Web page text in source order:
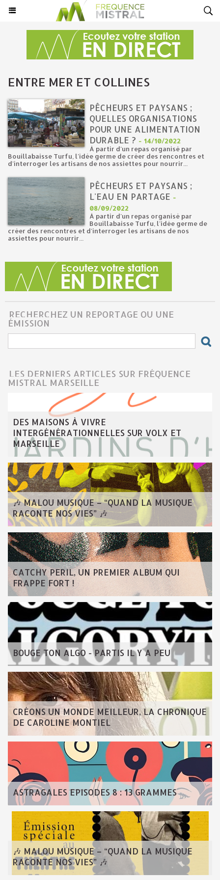
ENTRE MER ET COLLINES
PÊCHEURS ET PAYSANS ;
QUELLES ORGANISATIONS
POUR UNE ALIMENTATION
DURABLE ? - 14/10/2022
À partir d'un repas organisé par
Bouillabaisse Turfu, l'idée germe de créer des rencontres et
d'interroger les artisans de nos assiettes pour nourrir...
PÊCHEURS ET PAYSANS ;
L'EAU EN PARTAGE -
08/09/2022
À partir d'un repas organisé par
Bouillabaisse Turfu, l'idée germe de
créer des rencontres et d'interroger les artisans de nos
assiettes pour nourrir...
RECHERCHEZ UN REPORTAGE OU UNE
ÉMISSION
LES DERNIERS ARTICLES SUR FRÉQUENCE
MISTRAL MARSEILLE
DES MAISONS À VIVRE
INTERGÉNÉRATIONNELLES SUR VOLX ET
MARSEILLE
🎶 MALOU MUSIQUE – “QUAND LA MUSIQUE
RACONTE NOS VIES” 🎶
CATCHY PERIL, UN PREMIER ALBUM QUI
FRAPPE FORT !
BOUGE TON ALGO - PARTIS IL Y A PEU
CRÉONS UN MONDE MEILLEUR, LA CHRONIQUE
DE CAROLINE MONTIEL
ASTRAGALES EPISODES 8 : 13 GRAMMES
🎶 MALOU MUSIQUE – “QUAND LA MUSIQUE
RACONTE NOS VIES” 🎶